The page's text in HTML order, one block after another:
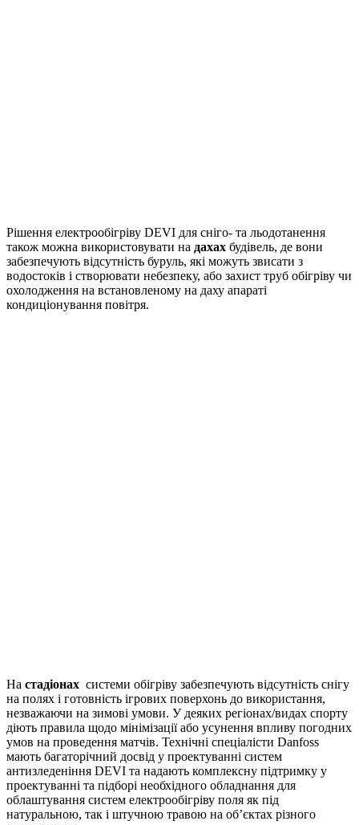
Рішення електрообігріву DEVI для сніго- та льодотанення
також можна використовувати на дахах будівель, де вони
забезпечують відсутність буруль, які можуть звисати з
водостоків і створювати небезпеку, або захист труб обігріву чи
охолодження на встановленому на даху апараті
кондиціонування повітря.
На стадіонах системи обігріву забезпечують відсутність снігу
на полях і готовність ігрових поверхонь до використання,
незважаючи на зимові умови. У деяких регіонах/видах спорту
діють правила щодо мінімізації або усунення впливу погодних
умов на проведення матчів. Технічні спеціалісти Danfoss
мають багаторічний досвід у проектуванні систем
антизледеніння DEVI та надають комплексну підтримку у
проектуванні та підборі необхідного обладнання для
облаштування систем електрообігріву поля як під
натуральною, так і штучною травою на об’єктах різного